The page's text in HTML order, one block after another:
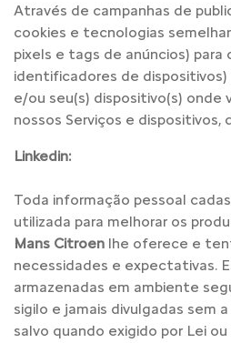
Através de campanhas de
cookies e tecnologias
pixels e tags de anúncios)
identificadores de
e/ou seu(s) dispositivo(s) onde
nossos Serviços e
Linkedin:
Toda informação pessoal
utilizada para melhorar os
Mans Citroen lhe oferece e
necessidades e expectativas.
armazenadas em ambiente
sigilo e jamais divulgadas sem
salvo quando exigido por Lei